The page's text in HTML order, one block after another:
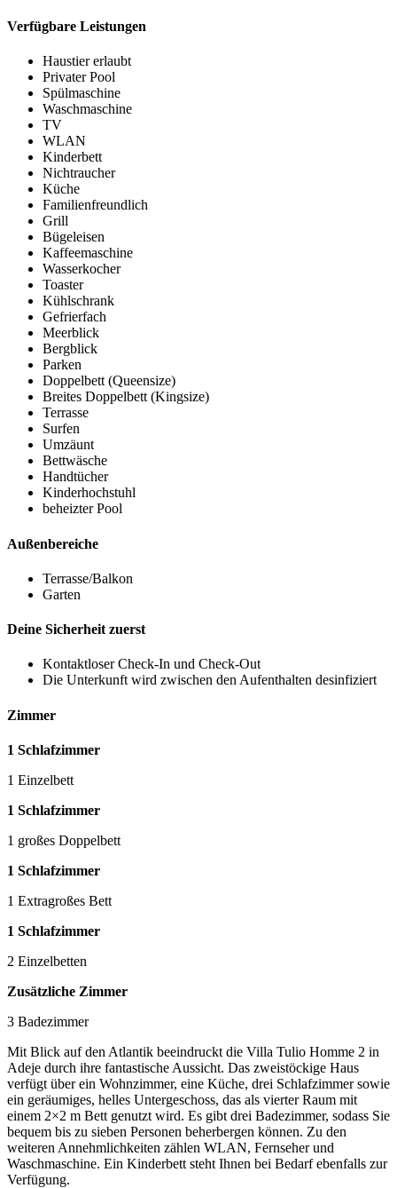
Verfügbare Leistungen
Haustier erlaubt
Privater Pool
Spülmaschine
Waschmaschine
TV
WLAN
Kinderbett
Nichtraucher
Küche
Familienfreundlich
Grill
Bügeleisen
Kaffeemaschine
Wasserkocher
Toaster
Kühlschrank
Gefrierfach
Meerblick
Bergblick
Parken
Doppelbett (Queensize)
Breites Doppelbett (Kingsize)
Terrasse
Surfen
Umzäunt
Bettwäsche
Handtücher
Kinderhochstuhl
beheizter Pool
Außenbereiche
Terrasse/Balkon
Garten
Deine Sicherheit zuerst
Kontaktloser Check-In und Check-Out
Die Unterkunft wird zwischen den Aufenthalten desinfiziert
Zimmer
1 Schlafzimmer
1 Einzelbett
1 Schlafzimmer
1 großes Doppelbett
1 Schlafzimmer
1 Extragroßes Bett
1 Schlafzimmer
2 Einzelbetten
Zusätzliche Zimmer
3 Badezimmer
Mit Blick auf den Atlantik beeindruckt die Villa Tulio Homme 2 in
Adeje durch ihre fantastische Aussicht. Das zweistöckige Haus
verfügt über ein Wohnzimmer, eine Küche, drei Schlafzimmer sowie
ein geräumiges, helles Untergeschoss, das als vierter Raum mit
einem 2×2 m Bett genutzt wird. Es gibt drei Badezimmer, sodass Sie
bequem bis zu sieben Personen beherbergen können. Zu den
weiteren Annehmlichkeiten zählen WLAN, Fernseher und
Waschmaschine. Ein Kinderbett steht Ihnen bei Bedarf ebenfalls zur
Verfügung.